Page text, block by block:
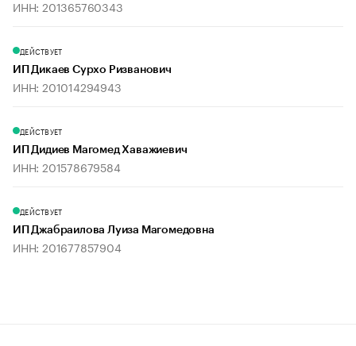
ИНН: 201365760343
ДЕЙСТВУЕТ
ИП Дикаев Сурхо Ризванович
ИНН: 201014294943
ДЕЙСТВУЕТ
ИП Дидиев Магомед Хаважиевич
ИНН: 201578679584
ДЕЙСТВУЕТ
ИП Джабраилова Луиза Магомедовна
ИНН: 201677857904